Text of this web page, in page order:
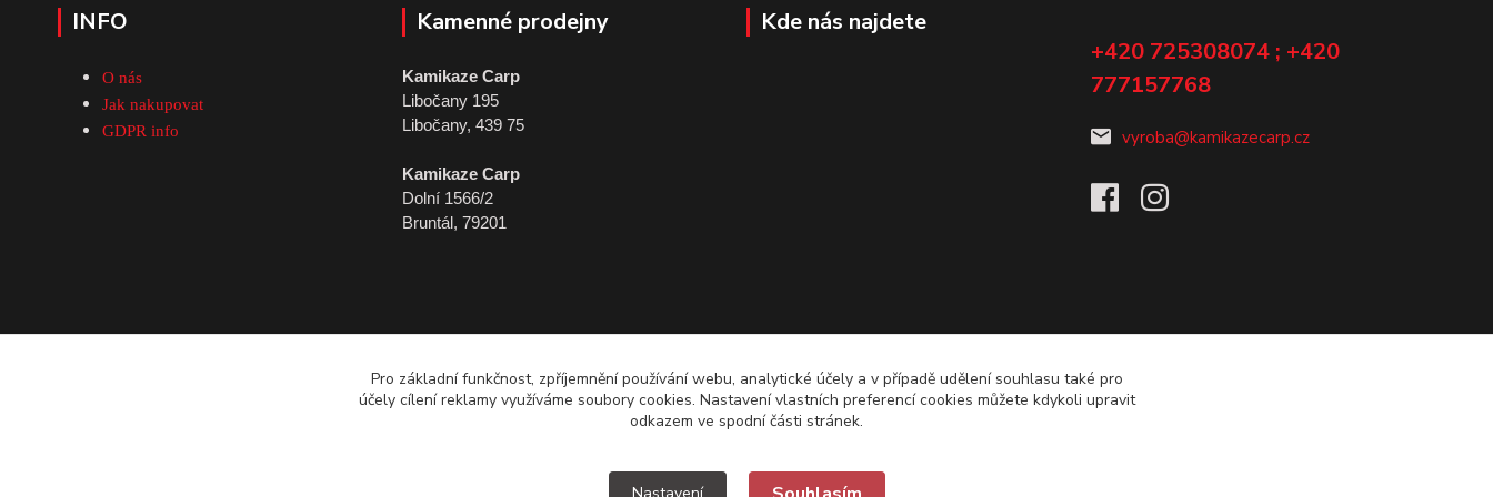
INFO
O nás
Jak nakupovat
GDPR info
Kamenné prodejny
Kamikaze Carp
Libočany 195
Libočany, 439 75
Kamikaze Carp
Dolní 1566/2
Bruntál, 79201
Kde nás najdete
+420 725308074 ; +420
777157768
vyroba@kamikazecarp.cz
Pro základní funkčnost, zpříjemnění používání webu, analytické účely a v případě udělení souhlasu také pro
účely cílení reklamy využíváme soubory cookies. Nastavení vlastních preferencí cookies můžete kdykoli upravit
odkazem ve spodní části stránek.